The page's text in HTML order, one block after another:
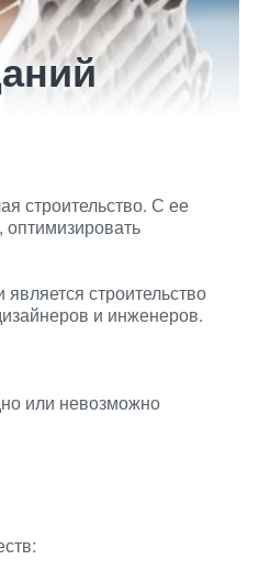
строительство. С ее
строительство
и инженеров.
или невозможно